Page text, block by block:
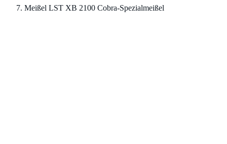
Meißel LST XB 2100 Cobra-Spezialmeißel